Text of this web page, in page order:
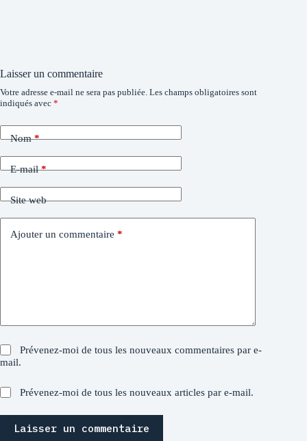
Laisser un commentaire
Votre adresse e-mail ne sera pas publiée. Les champs obligatoires sont
indiqués avec *
Nom*
E-mail*
Site web
Ajouter un commentaire *
Prévenez-moi de tous les nouveaux commentaires par e-
mail.
Prévenez-moi de tous les nouveaux articles par e-mail.
Laisser un commentaire